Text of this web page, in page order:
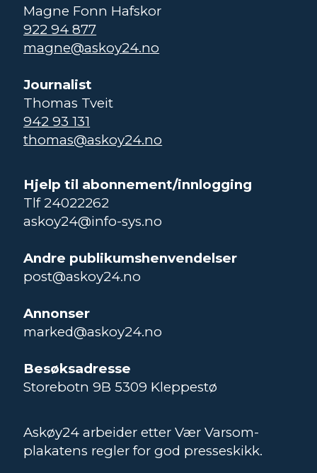
Magne Fonn Hafskor
922 94 877
magne@askoy24.no
Journalist
Thomas Tveit
942 93 131
thomas@askoy24.no
Hjelp til abonnement/innlogging
Tlf 24022262
askoy24@info-sys.no
Andre publikumshenvendelser
post@askoy24.no
Annonser
marked@askoy24.no
Besøksadresse
Storebotn 9B 5309 Kleppestø
Askøy24 arbeider etter Vær Varsom-
plakatens regler for god presseskikk.